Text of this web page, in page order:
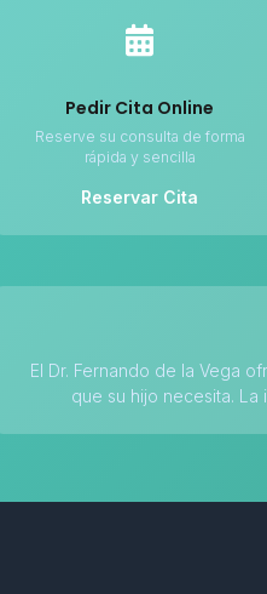
Pedir Cita Online
Reserve su consulta de forma
rápida y sencilla
Reservar Cita
El Dr. Fernando de la Vega
que su hijo necesita.